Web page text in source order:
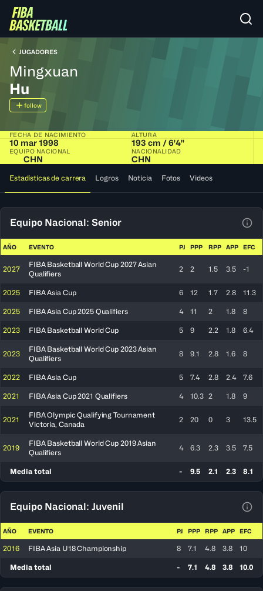
JUGADORES
Mingxuan
Hu
follow
FECHA DE NACIMIENTO
10 mar 1998
ALTURA
193 cm / 6'4"
EQUIPO NACIONAL
CHN
NACIONALIDAD
CHN
Estadísticas de carrera Logros Noticia Fotos Videos
Equipo Nacional: Senior
AÑO EVENTO PJ PPP RPP APP EFC
2027
FIBA Basketball World Cup 2027 Asian
Qualifiers
2 2 1.5 3.5 -1
2025 FIBA Asia Cup 6 12 1.7 2.8 11.3
2025 FIBA Asia Cup 2025 Qualifiers 4 11 2 1.8 8
2023 FIBA Basketball World Cup 5 9 2.2 1.8 6.4
2023
FIBA Basketball World Cup 2023 Asian
Qualifiers
8 9.1 2.8 1.6 8
2022 FIBA Asia Cup 5 7.4 2.8 2.4 7.6
2021 FIBA Asia Cup 2021 Qualifiers 4 10.3 2 1.8 9
2021
FIBA Olympic Qualifying Tournament
Victoria, Canada
2 20 0 3 13.5
2019
FIBA Basketball World Cup 2019 Asian
Qualifiers
4 6.3 2.3 3.5 7.5
Media total - 9.5 2.1 2.3 8.1
Equipo Nacional: Juvenil
AÑO EVENTO PJ PPP RPP APP EFC
2016 FIBA Asia U18 Championship 8 7.1 4.8 3.8 10
Media total - 7.1 4.8 3.8 10.0